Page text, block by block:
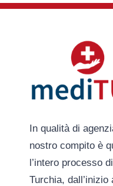
In qualità di
nostro compito è
l’intero processo
Turchia, dall’inizio